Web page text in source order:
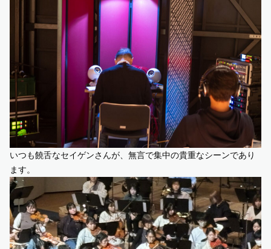
いつも饒舌なセイゲンさんが、無言で集中の貴重なシーンであり
ます。